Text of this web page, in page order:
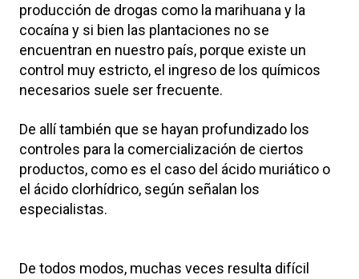
producción de drogas como la marihuana y la
cocaína y si bien las plantaciones no se
encuentran en nuestro país, porque existe un
control muy estricto, el ingreso de los químicos
necesarios suele ser frecuente.
De allí también que se hayan profundizado los
controles para la comercialización de ciertos
productos, como es el caso del ácido muriático o
el ácido clorhídrico, según señalan los
especialistas.
De todos modos, muchas veces resulta difícil